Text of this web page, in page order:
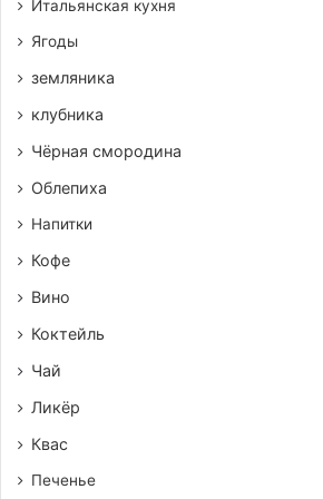
0,5 кг кислых яблок,
2/3 стакана сахара,
3 белка,
1/2 лимона, ананасовые капли,
1,5 стакана сливок или молока,
2 ст. л. сахара,
Приготовление:
кондитерский мёшок с
Итальянская кухня
Ягоды
земляника
клубника
Чёрная смородина
Облепиха
Напитки
Кофе
Вино
Коктейль
Чай
Ликёр
Квас
Печенье